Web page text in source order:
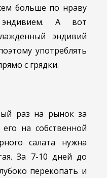
больше по нраву
А вот
эндивий
употреблять
с грядки.
раз на рынок за
на собственной
салата нужна
За 7-10 дней до
перекопать и